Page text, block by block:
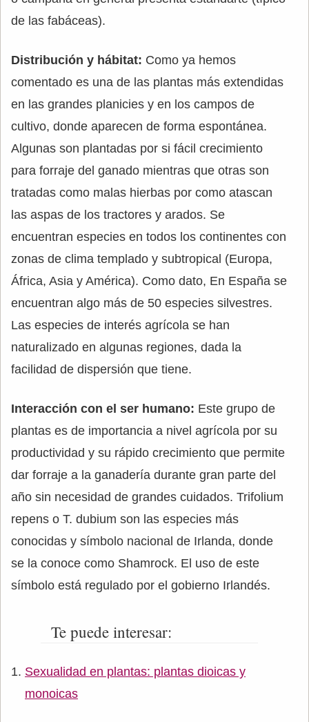
de las fabáceas).
Distribución y hábitat: Como ya hemos
comentado es una de las plantas más extendidas
en las grandes planicies y en los campos de
cultivo, donde aparecen de forma espontánea.
Algunas son plantadas por si fácil crecimiento
para forraje del ganado mientras que otras son
tratadas como malas hierbas por como atascan
las aspas de los tractores y arados. Se
encuentran especies en todos los continentes con
zonas de clima templado y subtropical (Europa,
África, Asia y América). Como dato, En España se
encuentran algo más de 50 especies silvestres.
Las especies de interés agrícola se han
naturalizado en algunas regiones, dada la
facilidad de dispersión que tiene.
Interacción con el ser humano: Este grupo de
plantas es de importancia a nivel agrícola por su
productividad y su rápido crecimiento que permite
dar forraje a la ganadería durante gran parte del
año sin necesidad de grandes cuidados. Trifolium
repens o T. dubium son las especies más
conocidas y símbolo nacional de Irlanda, donde
se la conoce como Shamrock. El uso de este
símbolo está regulado por el gobierno Irlandés.
Te puede interesar:
Sexualidad en plantas: plantas dioicas y
monoicas